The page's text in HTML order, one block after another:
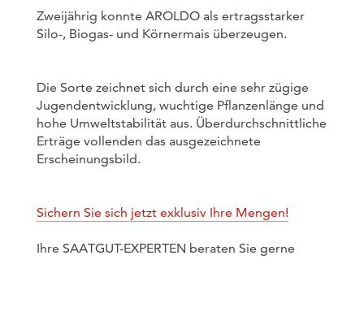
Zweijährig konnte AROLDO als ertragsstarker
Silo-, Biogas- und Körnermais überzeugen.
Die Sorte zeichnet sich durch eine sehr zügige
Jugendentwicklung, wuchtige Pflanzenlänge und
hohe Umweltstabilität aus. Überdurchschnittliche
Erträge vollenden das ausgezeichnete
Erscheinungsbild.
Sichern Sie sich jetzt exklusiv Ihre Mengen!
Ihre SAATGUT-EXPERTEN beraten Sie gerne